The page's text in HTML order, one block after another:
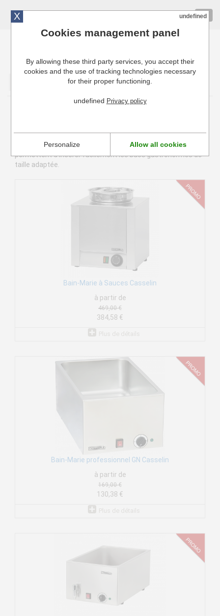
Cuisinresto: Ustensiles de cuisine pour professionnels
Le bain-marie électrique professionnel permet de réaliser
facilement vos cuissons bain-marie. Les modèles GN
permettent d'insérer facilement les bacs gastronormes de
taille adaptée.
Bain-Marie à Sauces Casselin
à partir de
469,00 €
384,58 €
Bain-Marie professionnel GN Casselin
à partir de
169,00 €
130,38 €
X undefined
Cookies management panel
By allowing these third party services, you accept their
cookies and the use of tracking technologies necessary
for their proper functioning.
undefined Privacy policy
Personalize Allow all cookies